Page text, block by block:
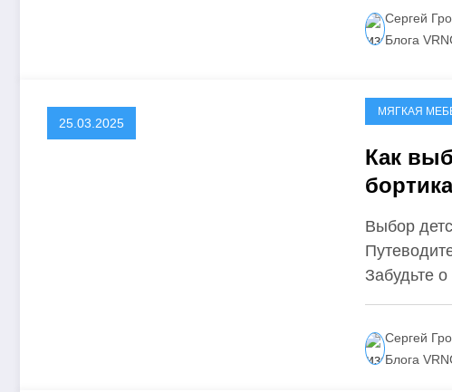
Сергей
Блога
25.03.2025
МЯГКАЯ
Как
Выбор
Забудьте
Сергей
Блога